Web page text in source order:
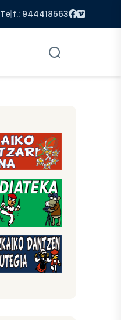
Telf.: 944418563 Facebook
Vimeo